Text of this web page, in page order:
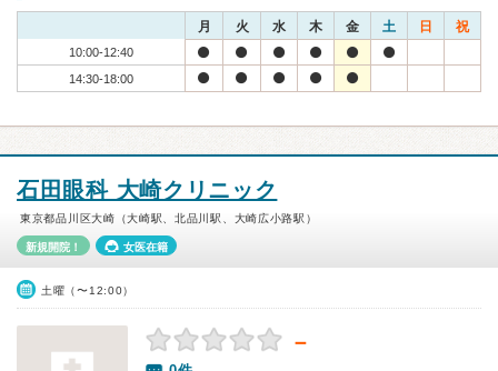
月 火 水 木 金 土 日 祝
10:00-12:40
14:30-18:00
石田眼科 大崎クリニック
東京都品川区大崎（大崎駅、北品川駅、大崎広小路駅）
新規開院！ 女医在籍
土曜（〜12:00）
－